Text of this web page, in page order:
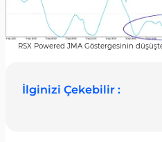
RSX Powered JMA Göstergesinin
İlginizi Çekebilir :